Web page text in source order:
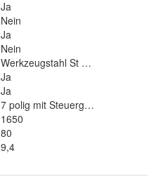
Ja
Nein
Ja
Nein
Werkzeugstahl St 52-3
Ja
Ja
7 polig mit Steuergerät
1650
80
9,4